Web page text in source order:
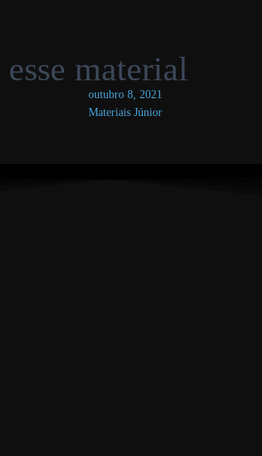
material
outubro 8, 2021
Materiais Júnior